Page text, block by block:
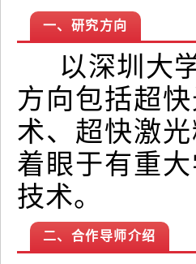
一、研究方向
以深圳大学
方向包括超
术、超快激
着眼于有重
技术。
二、合作导师介绍